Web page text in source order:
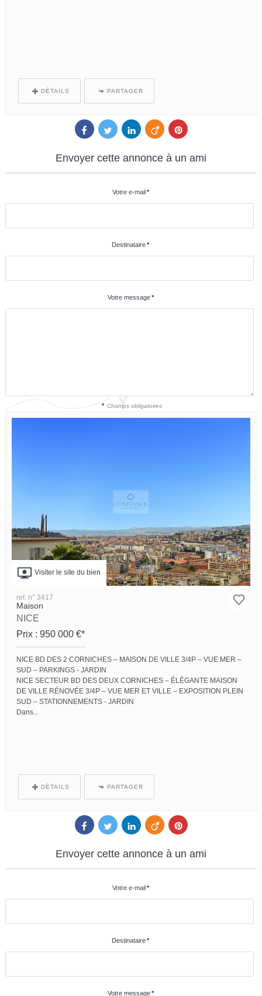
DÉTAILS PARTAGER
Envoyer cette annonce à un ami
Votre e-mail *
Destinataire*
Votre message *
* Champs obligatoires
Visiter le site du bien
ref. n° 3417
Maison
NICE
Prix : 950 000 €*
NICE BD DES 2 CORNICHES – MAISON DE VILLE 3/4P – VUE MER –
SUD – PARKINGS - JARDIN
NICE SECTEUR BD DES DEUX CORNICHES – ÉLÉGANTE MAISON
DE VILLE RÉNOVÉE 3/4P – VUE MER ET VILLE – EXPOSITION PLEIN
SUD – STATIONNEMENTS - JARDIN
Dans...
DÉTAILS PARTAGER
Envoyer cette annonce à un ami
Votre e-mail *
Destinataire*
Votre message *